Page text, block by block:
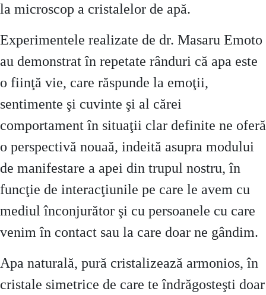
la microscop a cristalelor de apă.
Experimentele realizate de dr. Masaru Emoto
au demonstrat în repetate rânduri că apa este
o fiinţă vie, care răspunde la emoţii,
sentimente şi cuvinte şi al cărei
comportament în situaţii clar definite ne oferă
o perspectivă nouaă, indeită asupra modului
de manifestare a apei din trupul nostru, în
funcţie de interacţiunile pe care le avem cu
mediul înconjurător şi cu persoanele cu care
venim în contact sau la care doar ne gândim.
Apa naturală, pură cristalizează armonios, în
cristale simetrice de care te îndrăgosteşti doar